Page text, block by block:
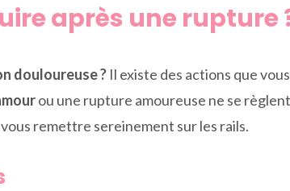
après une rupture
douloureuse ? Il existe des actions que
ou une rupture amoureuse ne se
remettre sereinement sur les rails.